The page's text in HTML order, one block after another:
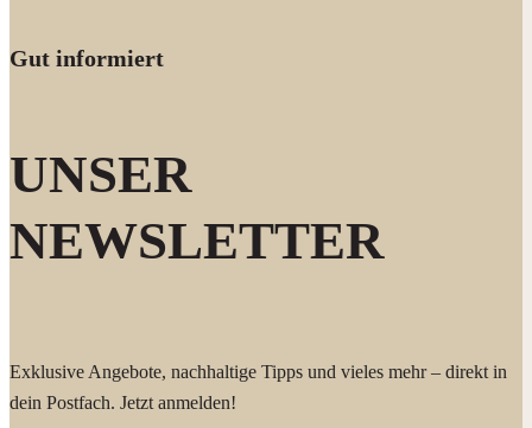
Gut informiert
UNSER
NEWSLETTER
Exklusive Angebote, nachhaltige Tipps und vieles mehr – direkt in
dein Postfach. Jetzt anmelden!